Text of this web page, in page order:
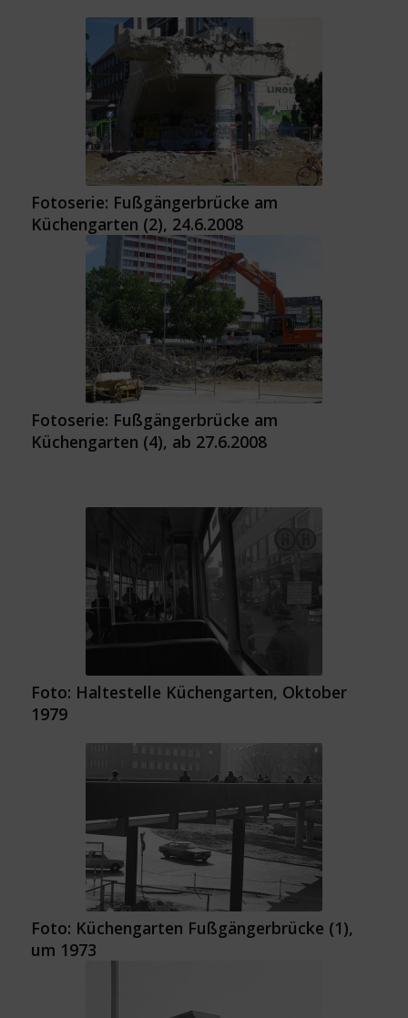
Fotoserie: Fußgängerbrücke am
Küchengarten (2), 24.6.2008
Fotoserie: Fußgängerbrücke am
Küchengarten (4), ab 27.6.2008
Foto: Haltestelle Küchengarten, Oktober
1979
Foto: Küchengarten Fußgängerbrücke (1),
um 1973